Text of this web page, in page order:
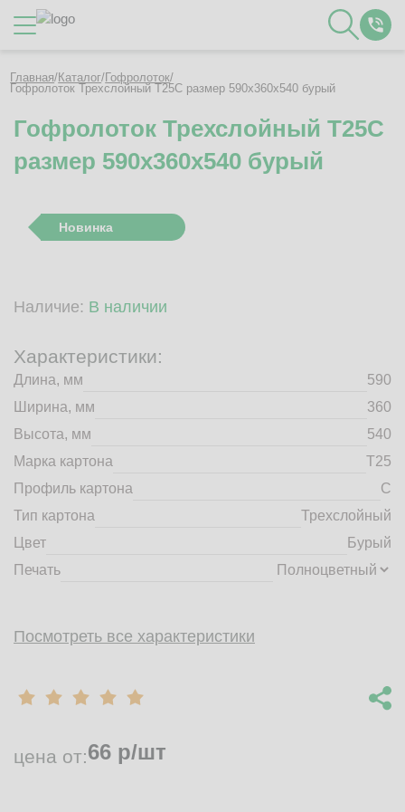
О Компании
Контакты
Полезное
Вакансии
Гофротара с печатью
Рассчитать стоимость упаковки
Пн-Пт 8:00 - 17:00
+7 (4832) 71-44-42
г. Брянск, Белобережская улица, 1А
© 2014 - 2026 | ООО ТД "Брянский картон" Все права защищены,
материалов с сайта строго запрещено.
Главная/Каталог/Гофролоток/
Гофролоток Трехслойный Т25C размер 590x360x540 бурый
Гофролоток Трехслойный Т25C
размер 590x360x540 бурый
Новинка
Наличие: В наличии
Характеристики:
Длина, мм
590
Ширина, мм
360
Высота, мм
540
Марка картона
Т25
Профиль картона
C
Тип картона
Трехслойный
Цвет
Бурый
Печать
Посмотреть все характеристики
цена от:66 р/шт